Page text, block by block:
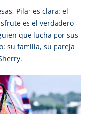
Pilar es clara: el
es el verdadero
que lucha por sus
su familia, su pareja